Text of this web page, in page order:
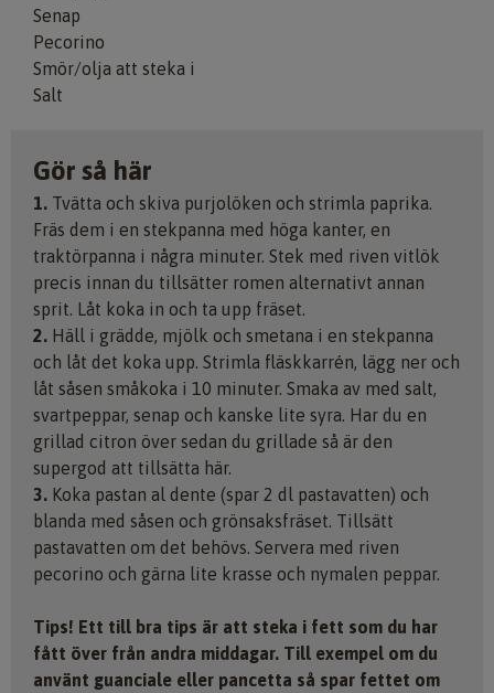
Senap
Pecorino
Smör/olja att steka i
Salt
Gör så här
1. Tvätta och skiva purjolöken och strimla paprika.
Fräs dem i en stekpanna med höga kanter, en
traktörpanna i några minuter. Stek med riven vitlök
precis innan du tillsätter romen alternativt annan
sprit. Låt koka in och ta upp fräset.
2. Häll i grädde, mjölk och smetana i en stekpanna
och låt det koka upp. Strimla fläskkarrén, lägg ner och
låt såsen småkoka i 10 minuter. Smaka av med salt,
svartpeppar, senap och kanske lite syra. Har du en
grillad citron över sedan du grillade så är den
supergod att tillsätta här.
3. Koka pastan al dente (spar 2 dl pastavatten) och
blanda med såsen och grönsaksfräset. Tillsätt
pastavatten om det behövs. Servera med riven
pecorino och gärna lite krasse och nymalen peppar.
Tips! Ett till bra tips är att steka i fett som du har
fått över från andra middagar. Till exempel om du
använt guanciale eller pancetta så spar fettet om